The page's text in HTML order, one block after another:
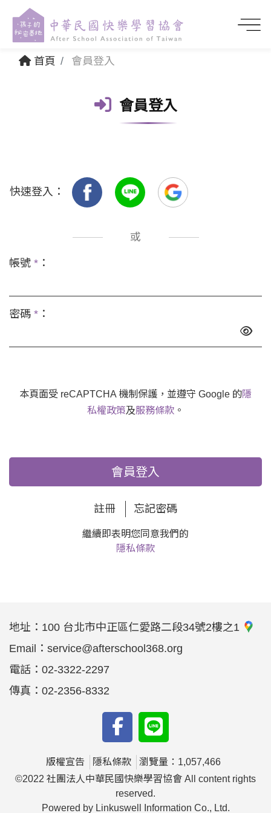
首頁 會員登入
會員登入
快速登入：
或
帳號 * ：
密碼 * ：
本頁面受 reCAPTCHA 機制保護，並遵守 Google 的隱
私權政策及服務條款 。
會員登入
註冊 忘記密碼
繼續即表明您同意我們的
隱私條款
地址： 100 台北市中正區仁愛路二段34號2樓之1
Email： service@afterschool368.org
電話： 02-3322-2297
傳真： 02-2356-8332
版權宣告 隱私條款
瀏覽量：1,057,466
©2022 社團法人中華民國快樂學習協會 All content rights
reserved.
Powered by Linkuswell Information Co., Ltd.